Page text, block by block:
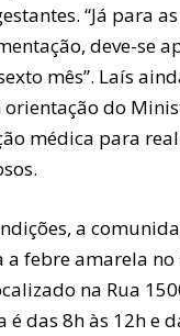
“Já para
deve-se
mês”. Laís
orientação do
médica para
a
a febre amarela no
na Rua
das 8h às 12h e